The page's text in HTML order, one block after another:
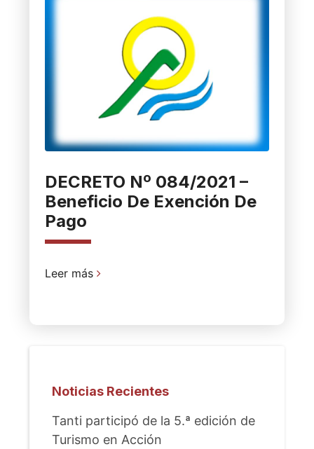
DECRETO Nº 084/2021 –
Beneficio De Exención De
Pago
Leer más
Noticias Recientes
Tanti participó de la 5.ª edición de
Turismo en Acción